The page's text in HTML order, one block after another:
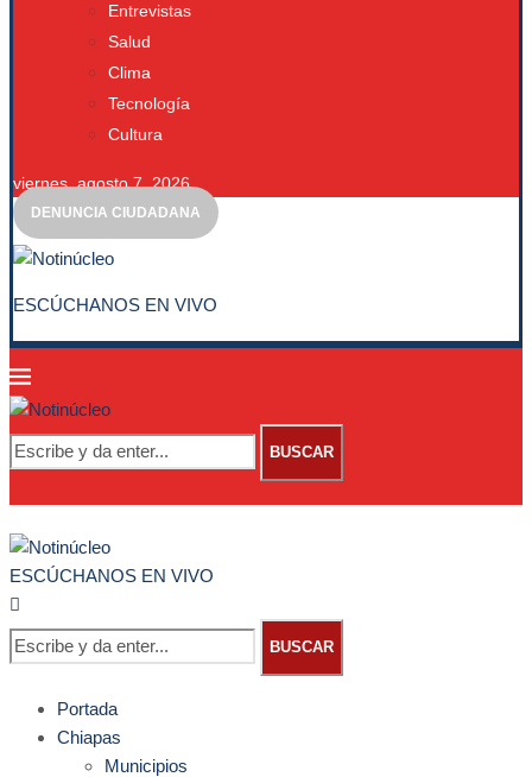
Entrevistas
Salud
Clima
Tecnología
Cultura
viernes, agosto 7, 2026
DENUNCIA CIUDADANA
ESCÚCHANOS EN VIVO
BUSCAR
ESCÚCHANOS EN VIVO
BUSCAR
Portada
Chiapas
Municipios